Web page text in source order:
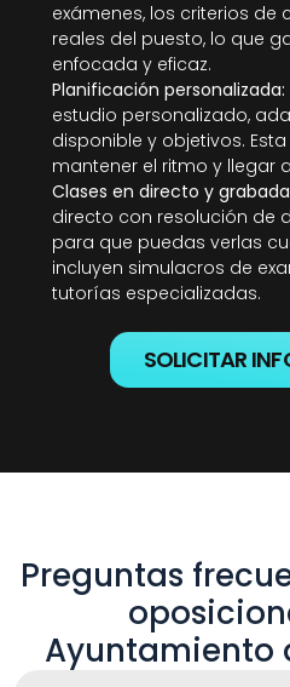
exámenes, los criterios de
reales del puesto, lo que
enfocada y eficaz.
Planificación personalizada:
estudio personalizado,
disponible y objetivos.
mantener el ritmo y llegar
Clases en directo y
directo con resolución de
para que puedas verlas
incluyen simulacros de
tutorías especializadas.
SOLICITAR
Preguntas
Ayuntamiento